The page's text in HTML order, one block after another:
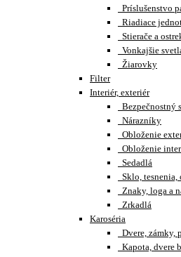
Príslušenstvo
Riadiace
Stierače a
Vonkajšie
Žiarovky
Filter
Interiér, exteriér
Bezpečnostný
Nárazníky
Obloženie
Obloženie
Sedadlá
Sklo,
Znaky, loga a
Zrkadlá
Karoséria
Dvere, zámky,
Kapota, dvere